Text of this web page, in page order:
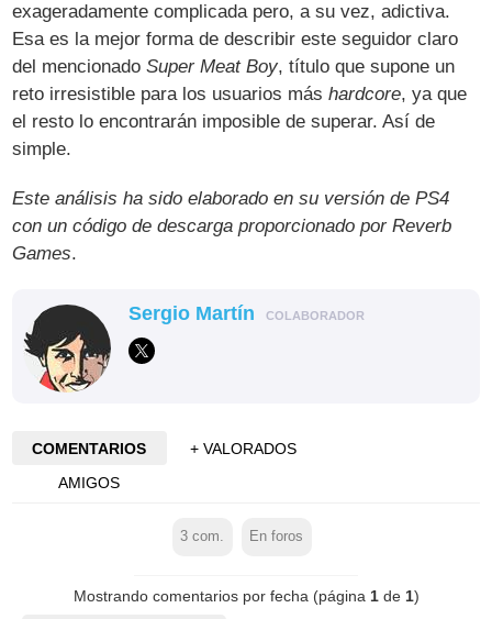
exageradamente complicada pero, a su vez, adictiva.
Esa es la mejor forma de describir este seguidor claro
del mencionadoSuper Meat Boy, título que supone un
reto irresistible para los usuarios máshardcore, ya que
el resto lo encontrarán imposible de superar. Así de
simple.
Este análisis ha sido elaborado en su versión de PS4
con un código de descarga proporcionado por Reverb
Games.
Sergio Martín COLABORADOR
COMENTARIOS
+ VALORADOS
AMIGOS
3 com. En foros
Mostrando comentarios por fecha (página 1de 1)